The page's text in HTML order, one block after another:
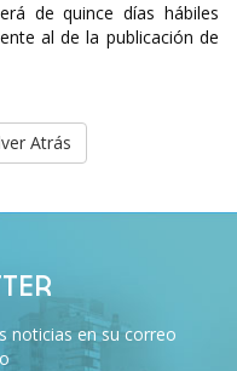
de quince días hábiles
al de la publicación de
Atrás
noticias en su correo